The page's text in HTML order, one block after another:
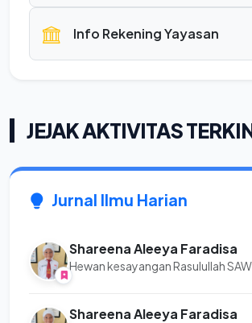
Info Rekening Yayasan
JEJAK AKTIVITAS
Jurnal Ilmu Harian
Shareena Aleeya Faradisa
Hewan kesayangan Rasulullah
Shareena Aleeya Faradisa